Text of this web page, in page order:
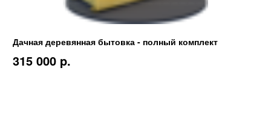
Дачная деревянная бытовка - полный комплект
315 000 p.